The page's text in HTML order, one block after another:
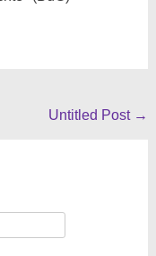
Untitled Post →